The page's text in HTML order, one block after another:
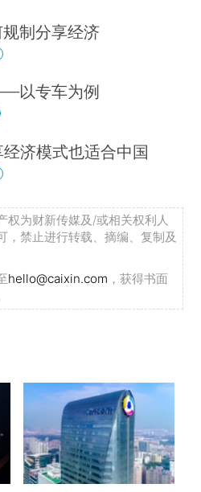
制分享经济
以专车为例
济模式也适合中国
权为财新传媒及/或相关权利人
，禁止进行转载、摘编、复制及
hello@caixin.com ，获得书面